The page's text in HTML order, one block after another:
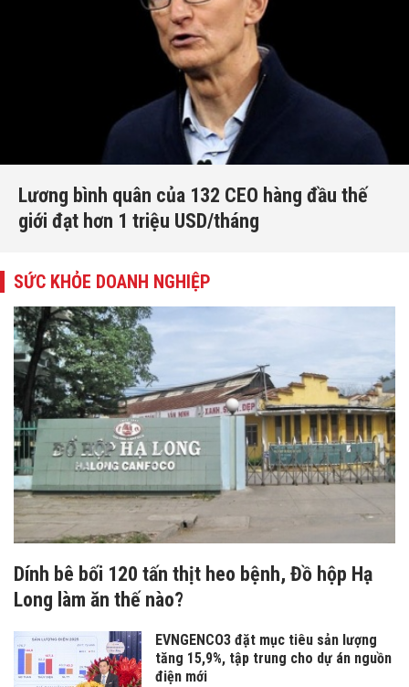
Lương bình quân của 132 CEO hàng đầu thế
giới đạt hơn 1 triệu USD/tháng
SỨC KHỎE DOANH NGHIỆP
Dính bê bối 120 tấn thịt heo bệnh, Đồ hộp Hạ
Long làm ăn thế nào?
EVNGENCO3 đặt mục tiêu sản lượng
tăng 15,9%, tập trung cho dự án nguồn
điện mới